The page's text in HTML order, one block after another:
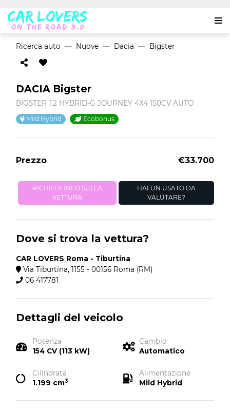
Ricerca auto Nuove Dacia Bigster
DACIA Bigster
BIGSTER 1.2 HYBRID-G JOURNEY 4X4 150CV AUTO
Mild Hybrid Ecobonus
Prezzo €33.700
RICHIEDI INFO SULLA
VETTURA
HAI UN USATO DA
VALUTARE?
Dove si trova la vettura?
CAR LOVERS Roma - Tiburtina
Via Tiburtina, 1155 - 00156 Roma (RM)
06 417781
Dettagli del veicolo
Potenza
154 CV (113 kW)
Cambio
Automatico
Cilindrata
1.199 cm3
Alimentazione
Mild Hybrid